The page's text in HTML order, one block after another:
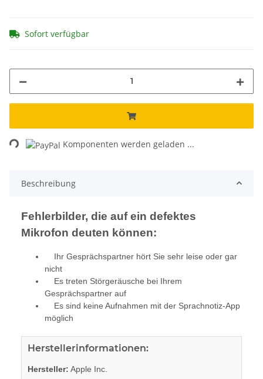
Sofort verfügbar
Loading... Komponenten werden geladen ...
Beschreibung
Fehlerbilder, die auf ein defektes
Mikrofon deuten können:
Ihr Gesprächspartner hört Sie sehr leise oder gar
nicht
Es treten Störgeräusche bei Ihrem
Gesprächspartner auf
Es sind keine Aufnahmen mit der Sprachnotiz-App
möglich
Herstellerinformationen:
Hersteller: Apple Inc.